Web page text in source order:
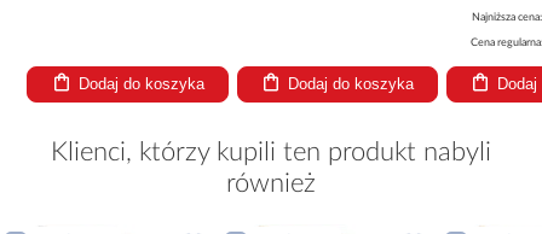
Dodaj do koszyka Dodaj do koszyka
Najniższa
Cena
Klienci, którzy kupili ten produkt nabyli
również